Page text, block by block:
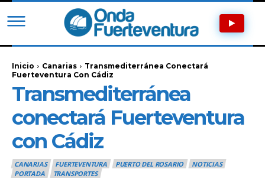
Inicio Canarias
Transmediterránea Conectará
Fuerteventura Con Cádiz
Transmediterránea
conectará Fuerteventura
con Cádiz
CANARIAS FUERTEVENTURA PUERTO DEL ROSARIO
NOTICIAS
PORTADA
TRANSPORTES